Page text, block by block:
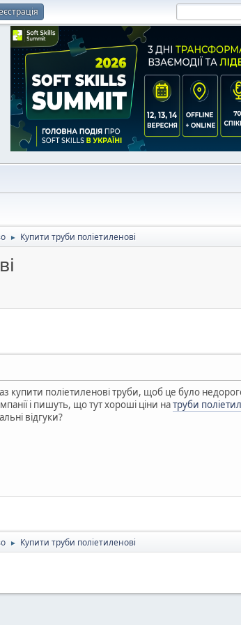
► Купити труби поліетиленові
купити поліетиленові труби, щоб це було
і пишуть, що тут хороші ціни натруби
відгуки?
► Купити труби поліетиленові